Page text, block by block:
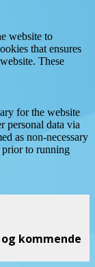
website to
that ensures
These
for the website
personal data via
as non-necessary
prior to running
kommende